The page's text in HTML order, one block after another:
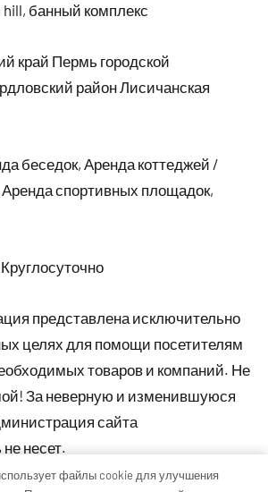
hill, банный комплекс
край Пермь городской
район Лисичанская
беседок, Аренда коттеджей /
спортивных площадок,
Круглосуточно
представлена исключительно
целях для помощи посетителям
товаров и компаний. Не
За неверную и изменившуюся
сайта
несет.
файлы cookie для улучшения